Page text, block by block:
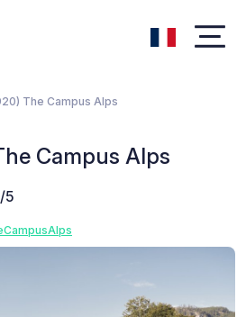
The Campus Alps
Campus Alps
5